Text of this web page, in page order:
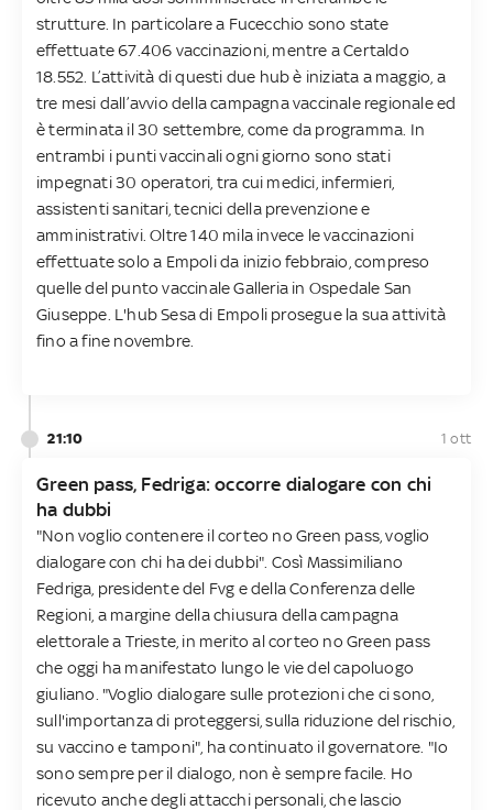
strutture. In particolare a Fucecchio sono state
effettuate 67.406 vaccinazioni, mentre a Certaldo
18.552. L’attività di questi due hub è iniziata a maggio, a
tre mesi dall’avvio della campagna vaccinale regionale ed
è terminata il 30 settembre, come da programma. In
entrambi i punti vaccinali ogni giorno sono stati
impegnati 30 operatori, tra cui medici, infermieri,
assistenti sanitari, tecnici della prevenzione e
amministrativi. Oltre 140 mila invece le vaccinazioni
effettuate solo a Empoli da inizio febbraio, compreso
quelle del punto vaccinale Galleria in Ospedale San
Giuseppe. L'hub Sesa di Empoli prosegue la sua attività
fino a fine novembre.
21:10 1 ott
Green pass, Fedriga: occorre dialogare con chi
ha dubbi
"Non voglio contenere il corteo no Green pass, voglio
dialogare con chi ha dei dubbi". Così Massimiliano
Fedriga, presidente del Fvg e della Conferenza delle
Regioni, a margine della chiusura della campagna
elettorale a Trieste, in merito al corteo no Green pass
che oggi ha manifestato lungo le vie del capoluogo
giuliano. "Voglio dialogare sulle protezioni che ci sono,
sull'importanza di proteggersi, sulla riduzione del rischio,
su vaccino e tamponi", ha continuato il governatore. "Io
sono sempre per il dialogo, non è sempre facile. Ho
ricevuto anche degli attacchi personali, che lascio